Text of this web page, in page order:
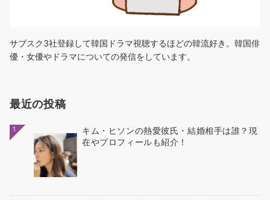
サブスク3社登録して韓国ドラマ視聴するほどの韓流好き。韓国俳
優・女優やドラマについての発信をしています。
最近の投稿
1
キム・ヒソンの熱愛彼氏・結婚相手は誰？現
在やプロフィールも紹介！